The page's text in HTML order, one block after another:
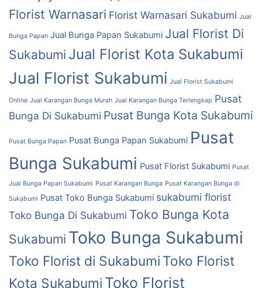
Florist Warnasari Florist Warnasari Sukabumi Jual
Bunga Papan Jual Bunga Papan Sukabumi Jual Florist Di
Sukabumi Jual Florist Kota Sukabumi
Jual Florist Sukabumi Jual Florist Sukabumi
Online Jual Karangan Bunga Murah Jual Karangan Bunga Terlengkap Pusat
Bunga Di Sukabumi Pusat Bunga Kota Sukabumi
Pusat Bunga Papan Pusat Bunga Papan Sukabumi Pusat
Bunga Sukabumi Pusat Florist Sukabumi Pusat
Jual Bunga Papan Sukabumi Pusat Karangan Bunga Pusat Karangan Bunga di
Sukabumi Pusat Toko Bunga Sukabumi sukabumi florist
Toko Bunga Di Sukabumi Toko Bunga Kota
Sukabumi Toko Bunga Sukabumi
Toko Florist di Sukabumi Toko Florist
Kota Sukabumi Toko Florist